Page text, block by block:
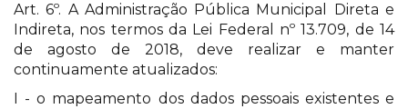
Art. 6º. A Administração Pública Municipal Direta e
Indireta, nos termos da Lei Federal nº 13.709, de 14
de agosto de 2018, deve realizar e manter
continuamente atualizados:
I - o mapeamento dos dados pessoais existentes e